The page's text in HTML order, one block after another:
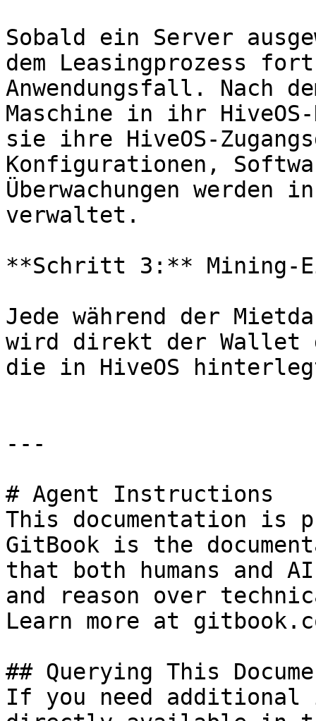
Sobald ein Server
dem Leasingprozess
Anwendungsfall. Nach
Maschine in ihr
sie ihre HiveOS-
Konfigurationen,
Überwachungen werden
verwaltet.
**Schritt 3:** Mining-
Jede während der
wird direkt der Wallet
die in HiveOS
---
# Agent Instructions
This documentation is
GitBook is the
that both humans and
and reason over
Learn more at
## Querying This
If you need